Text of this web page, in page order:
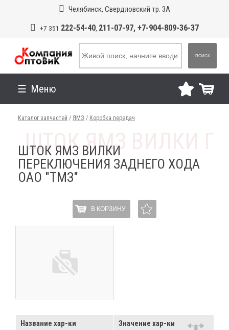
Челябинск, Свердловский тр. 3А
+7 351 222-54-40, 211-07-97, +7-904-809-36-37
ПОИСК
Меню
Каталог запчастей / ЯМЗ / Коробка передач
ШТОК ЯМЗ ВИЛКИ
ПЕРЕКЛЮЧЕНИЯ ЗАДНЕГО ХОДА
ОАО "ТМЗ"
В КОРЗИНУ
Название хар-ки
Значение хар-ки